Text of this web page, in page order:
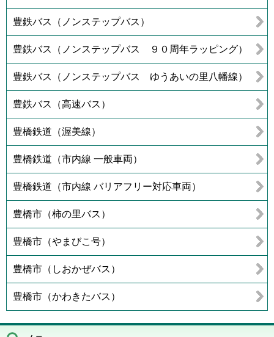
豊鉄バス（ノンステップバス）
豊鉄バス（ノンステップバス ９０周年ラッピング）
豊鉄バス（ノンステップバス ゆうあいの里八幡線）
豊鉄バス（高速バス）
豊橋鉄道（渥美線）
豊橋鉄道（市内線 一般車両）
豊橋鉄道（市内線 バリアフリー対応車両）
豊橋市（柿の里バス）
豊橋市（やまびこ号）
豊橋市（しおかぜバス）
豊橋市（かわきたバス）